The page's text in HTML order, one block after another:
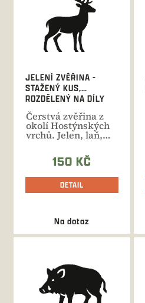
Na dotaz
JELENÍ ZVĚŘINA -
STAŽENÝ KUS,
ROZDĚLENÝ NA DÍLY
Čerstvá zvěřina z
okolí Hostýnských
vrchů. Jelen, laň,
kolouch ve váze 35-
150 KČ
DETAIL